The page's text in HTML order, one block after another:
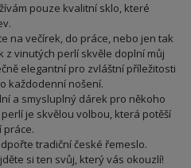
pouze kvalitní sklo, které
na večírek, do práce, nebo jen tak
vinutých perlí skvěle doplní můj
elegantní pro zvláštní příležitosti
každodenní nošení.
a smysluplný dárek pro někoho
je skvělou volbou, která potěší
práce.
tradiční české řemeslo.
si ten svůj, který vás okouzlí!